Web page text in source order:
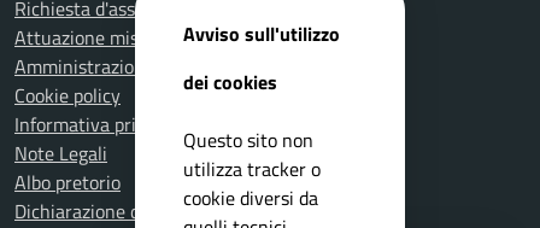
Richiesta d'assistenza
Attuazione misure PNRR
Amministrazione trasparente
Cookie policy
Informativa privacy
Note Legali
Albo pretorio
Dichiarazione di accessibilità
Avviso sull'utilizzo
dei cookies
Questo sito non
utilizza tracker o
cookie diversi da